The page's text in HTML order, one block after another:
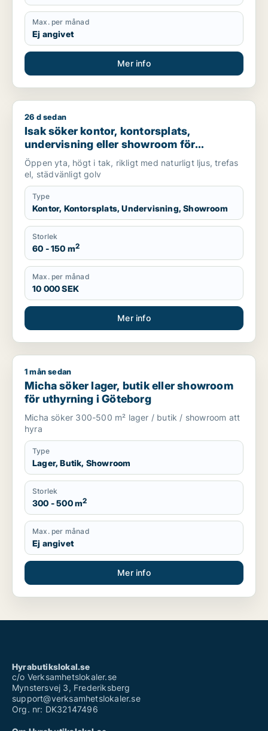
Max. per månad
Ej angivet
Mer info
Isak söker kontor, kontorsplats, undervisning eller
26 d sedan
Isak söker kontor, kontorsplats,
undervisning eller showroom för
uthyrning i Lundby, Göteborg eller Norra
hisingen m.fl.
Öppen yta, högt i tak, rikligt med naturligt ljus, trefas
el, städvänligt golv
Type
Kontor, Kontorsplats, Undervisning, Showroom
Storlek
60 - 150 m2
Max. per månad
10 000 SEK
Mer info
Micha söker lager, butik eller showroom för uthyrning i
1 mån sedan
Micha söker lager, butik eller showroom
för uthyrning i Göteborg
Micha söker 300-500 m² lager / butik / showroom att
hyra
Type
Lager, Butik, Showroom
Storlek
300 - 500 m2
Max. per månad
Ej angivet
Mer info
Hyrabutikslokal.se
c/o Verksamhetslokaler.se
Mynstersvej 3, Frederiksberg
support@verksamhetslokaler.se
Org. nr: DK32147496